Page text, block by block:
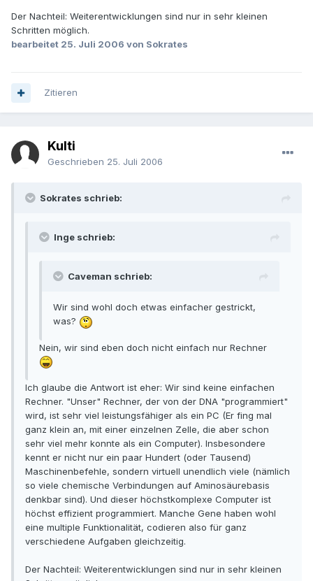
Der Nachteil: Weiterentwicklungen sind nur in sehr kleinen
Schritten möglich.
bearbeitet 25. Juli 2006 von Sokrates
Zitieren
Kulti
Geschrieben 25. Juli 2006
Sokrates schrieb:
Inge schrieb:
Caveman schrieb:
Wir sind wohl doch etwas einfacher gestrickt,
was?
Nein, wir sind eben doch nicht einfach nur Rechner
Ich glaube die Antwort ist eher: Wir sind keine einfachen
Rechner. "Unser" Rechner, der von der DNA "programmiert"
wird, ist sehr viel leistungsfähiger als ein PC (Er fing mal
ganz klein an, mit einer einzelnen Zelle, die aber schon
sehr viel mehr konnte als ein Computer). Insbesondere
kennt er nicht nur ein paar Hundert (oder Tausend)
Maschinenbefehle, sondern virtuell unendlich viele (nämlich
so viele chemische Verbindungen auf Aminosäurebasis
denkbar sind). Und dieser höchstkomplexe Computer ist
höchst effizient programmiert. Manche Gene haben wohl
eine multiple Funktionalität, codieren also für ganz
verschiedene Aufgaben gleichzeitig.
Der Nachteil: Weiterentwicklungen sind nur in sehr kleinen